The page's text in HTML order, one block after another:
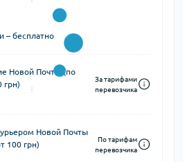
– бесплатно
Новой Почты (по
грн)
За тарифами
перевозчика
Новой Почты
100 грн)
По тарифам
перевозчика